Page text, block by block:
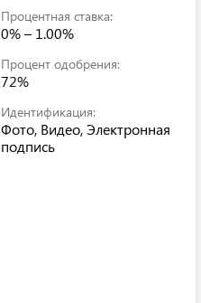
Процентная ставка:
0% – 1.00%
Процент одобрения:
72%
Идентификация:
Фото, Видео, Электронная
подпись